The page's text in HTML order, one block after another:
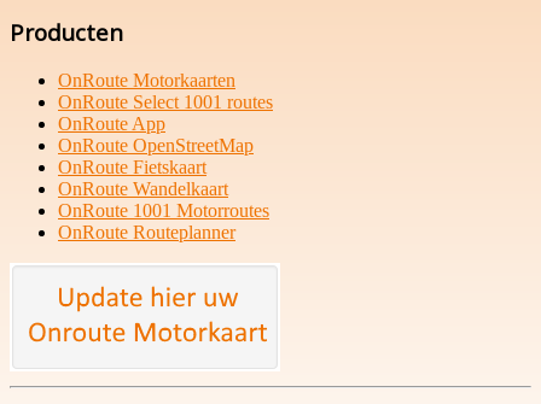
Producten
OnRoute Motorkaarten
OnRoute Select 1001 routes
OnRoute App
OnRoute OpenStreetMap
OnRoute Fietskaart
OnRoute Wandelkaart
OnRoute 1001 Motorroutes
OnRoute Routeplanner